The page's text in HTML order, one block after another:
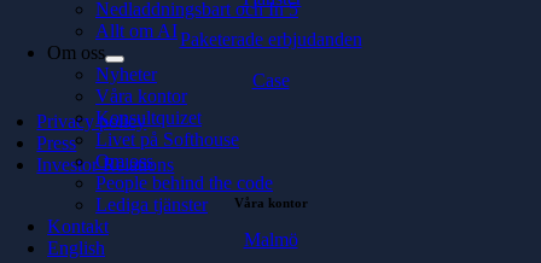
Nedladdningsbart och In 5
Allt om AI
Om oss
Nyheter
Våra kontor
Konsultquizet
Livet på Softhouse
Om oss
People behind the code
Lediga tjänster
Kontakt
English
Paketerade erbjudanden
Case
Privacy policy
Press
Investor Relations
Våra kontor
Malmö